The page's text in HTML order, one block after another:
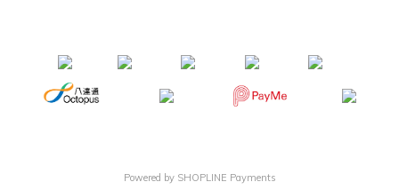
Powered by SHOPLINE Payments